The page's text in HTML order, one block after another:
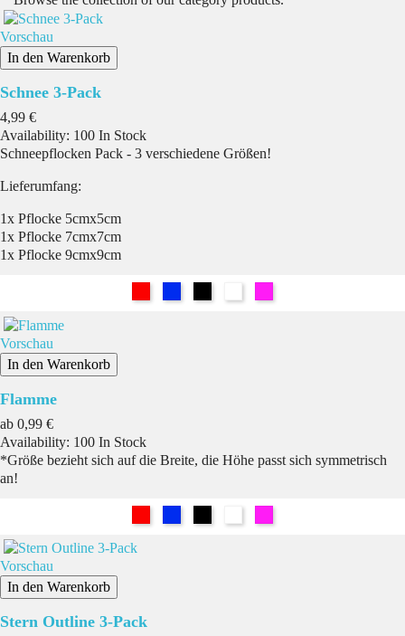
Vorschau
In den Warenkorb
Schnee 3-Pack
Preis
4,99 €
Availability: 100 In Stock
Schneepflocken Pack - 3 verschiedene Größen!
Lieferumfang:
1x Pflocke 5cmx5cm
1x Pflocke 7cmx7cm
1x Pflocke 9cmx9cm
Vorschau
In den Warenkorb
Flamme
ab Preis
0,99 €
Availability: 100 In Stock
*Größe bezieht sich auf die Breite, die Höhe passt sich symmetrisch
an!
Vorschau
In den Warenkorb
Stern Outline 3-Pack